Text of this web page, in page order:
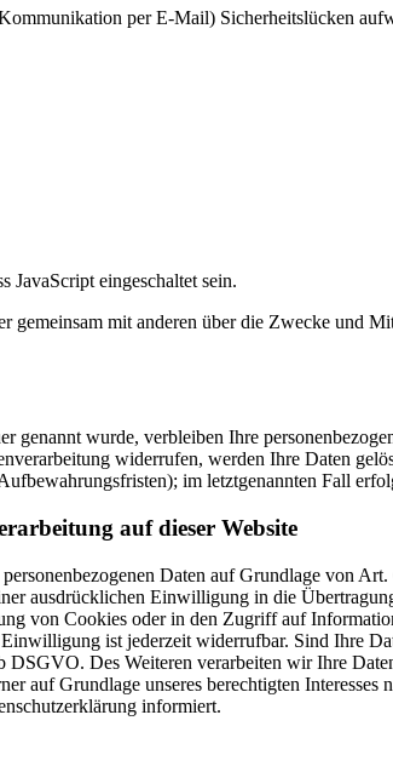
per E-Mail) Sicherheitslücken
JavaScript eingeschaltet sein.
gemeinsam mit anderen über die Zwecke und
genannt wurde, verbleiben Ihre
widerrufen, werden Ihre Daten
im letztgenannten Fall
auf dieser Website
Daten auf Grundlage von
ausdrücklichen Einwilligung in die
von Cookies oder in den Zugriff auf
ist jederzeit widerrufbar. Sind Ihre
Des Weiteren verarbeiten wir Ihre
auf Grundlage unseres berechtigten
informiert.